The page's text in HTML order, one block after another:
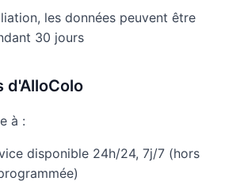
les données peuvent être
30 jours
d'AlloColo
à :
disponible 24h/24, 7j/7 (hors